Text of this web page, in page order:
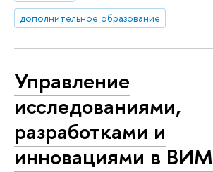
дополнительное образование
Управление
исследованиями,
разработками и
инновациями в ВИМ